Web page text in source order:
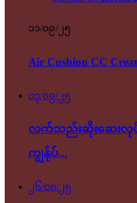
၁၁/၀၉/၂၅
Air Cushion CC
၀၃/၀၉/၂၅
လက်သည်းဆိုးဆေးလု
ကျွန်ုပ်...
၂၆/၀၈/၂၅